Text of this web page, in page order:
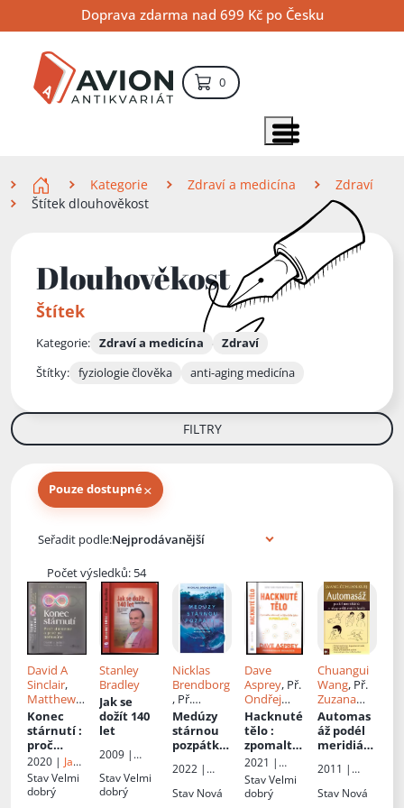
na
obsah
na
navigaci
na
vyhledávání
Doprava zdarma nad 699 Kč po Česku
0položek – košík
Zobrazit položky menu
Kategorie Zdraví a medicína
Zdraví
Štítek dlouhověkost
Dlouhověkost
Štítek
Kategorie: Zdraví a medicína
Zdraví
Štítky: fyziologie člověka anti-aging medicína
FILTRY
Pouze dostupné×
Seřadit podle:
Počet výsledků: 54
David A
Sinclair,
Matthew D
LaPlante
Il.
Catherine
Delphia,
Př.Helena
Mirovská
Konec
stárnutí:
proč
stárneme
a proč už
nemusím
2020 | Jan
Melvil
Publishing
StavVelmi
dobrý
Stanley
Bradley
Jak se
dožít 140
let
2009 |
StavVelmi
dobrý
Nicklas
Brendborg
, Př.
Magdalena
Jírková
Medúzy
stárnou
pozpátku
dlouhově
kost
pohledem
2022 |
Stav Nová
Dave
Asprey, Př.
Ondřej
Doseděl
Hacknuté
tělo:
zpomalte
stárnutí a
žijte déle
jako
superčlov
2021 |
Zoner
Press
StavVelmi
dobrý
Chuangui
Wang, Př.
Zuzana
Vihanová
Automas
áž podél
meridián
akupunkt
urních
bodů
2011 |
Stav Nová